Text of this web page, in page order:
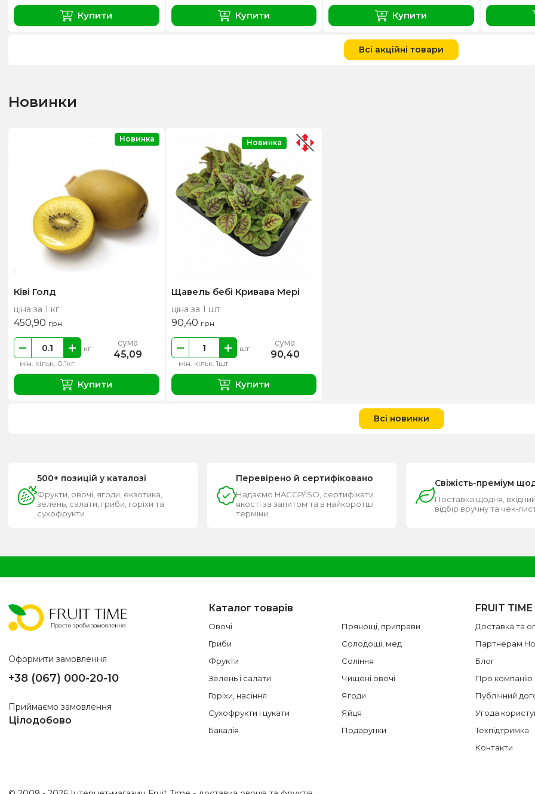
Купити Купити Купити
Всі акційні товари
Новинки
Ківі Голд
ціна за 1 кг
450,90 грн
мін. кільк. 0.1кг
кг сума
45,09
Купити
Новинка
Щавель бебі Кривава Мері
ціна за 1 шт
90,40 грн
мін. кільк. 1шт
шт сума
90,40
Купити
Новинка
Всі новинки
500+ позицій у каталозі
Фрукти, овочі, ягоди, екзотика,
зелень, салати, гриби, горіхи та
сухофрукти
Перевірено й сертифіковано
Надаємо HACCP/ISO, сертифікати
якості за запитом та в найкоротші
терміни
Свіжість-преміум
Поставка щодня,
відбір вручну та чек-
Оформити замовлення
+38 (067) 000-20-10
Приймаємо замовлення
Цілодобово
Каталог товарів
Овочі
Гриби
Фрукти
Зелень і салати
Горіхи, насіння
Сухофрукти і цукати
Бакалія
Прянощі, приправи
Солодощі, мед
Соління
Чищені овочі
Ягоди
Яйця
Подарунки
FRUIT TIME
Доставка та
Партнерам
Блог
Про компанію
Публічний
Угода
Техпідтримка
Контакти